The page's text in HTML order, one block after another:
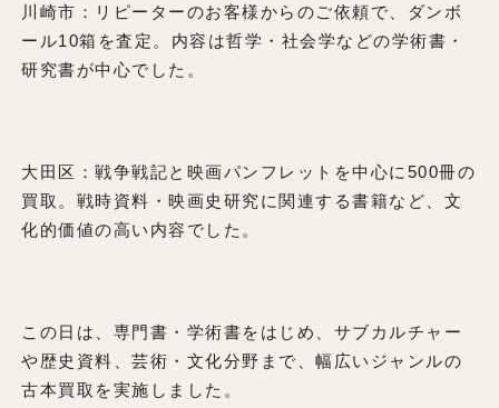
川崎市：リピーターのお客様からのご依頼で、ダンボ
ール10箱を査定。内容は哲学・社会学などの学術書・
研究書が中心でした。
大田区：戦争戦記と映画パンフレットを中心に500冊の
買取。戦時資料・映画史研究に関連する書籍など、文
化的価値の高い内容でした。
この日は、専門書・学術書をはじめ、サブカルチャー
や歴史資料、芸術・文化分野まで、幅広いジャンルの
古本買取を実施しました。